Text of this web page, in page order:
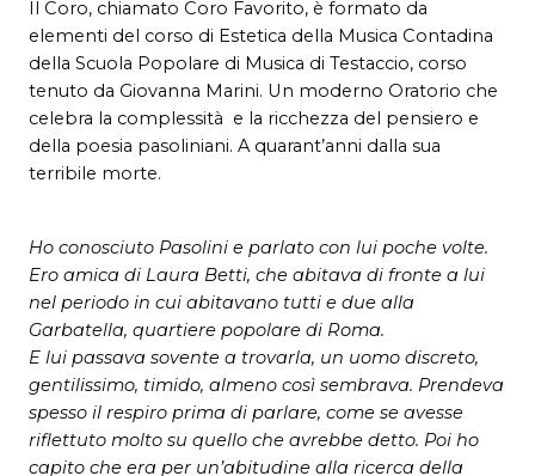
Il Coro, chiamato Coro Favorito, è formato da
elementi del corso di Estetica della Musica Contadina
della Scuola Popolare di Musica di Testaccio, corso
tenuto da Giovanna Marini. Un moderno Oratorio che
celebra la complessità e la ricchezza del pensiero e
della poesia pasoliniani. A quarant’anni dalla sua
terribile morte.
Ho conosciuto Pasolini e parlato con lui poche volte.
Ero amica di Laura Betti, che abitava di fronte a lui
nel periodo in cui abitavano tutti e due alla
Garbatella, quartiere popolare di Roma.
E lui passava sovente a trovarla, un uomo discreto,
gentilissimo, timido, almeno così sembrava. Prendeva
spesso il respiro prima di parlare, come se avesse
riflettuto molto su quello che avrebbe detto. Poi ho
capito che era per un’abitudine alla ricerca della